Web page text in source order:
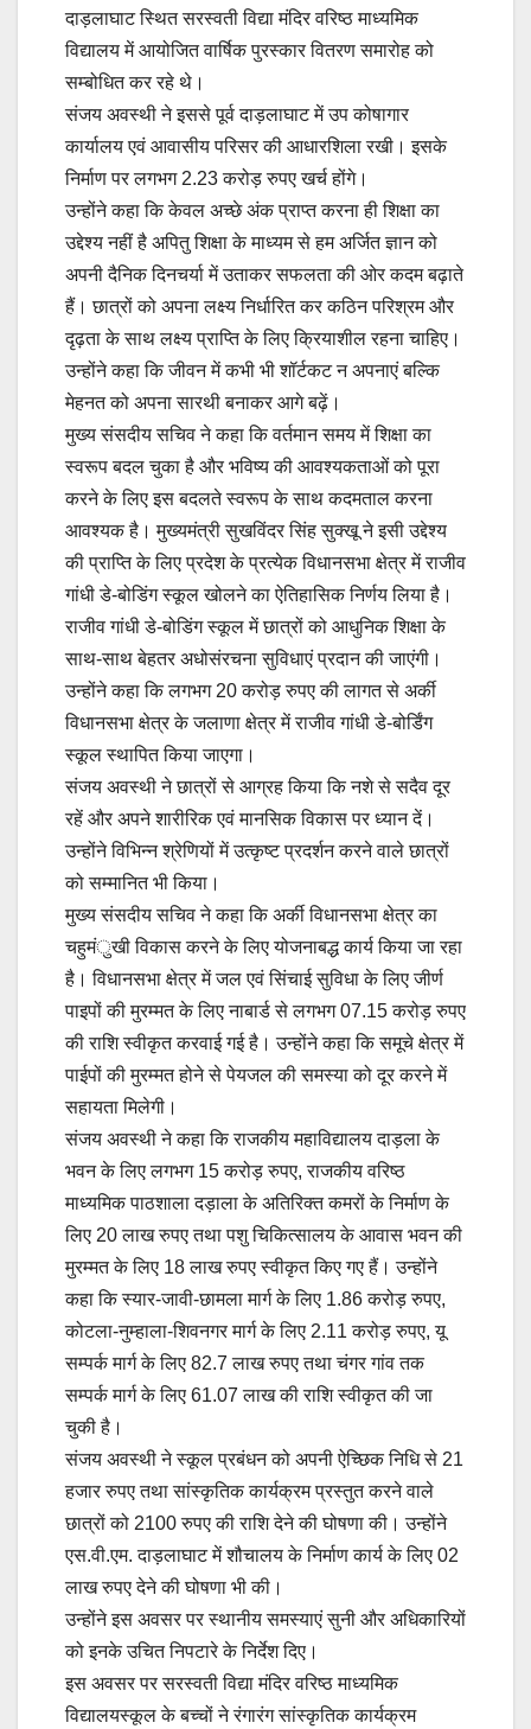
दाड़लाघाट स्थित सरस्वती विद्या मंदिर वरिष्ठ माध्यमिक
विद्यालय में आयोजित वार्षिक पुरस्कार वितरण समारोह को
सम्बोधित कर रहे थे।
संजय अवस्थी ने इससे पूर्व दाड़लाघाट में उप कोषागार
कार्यालय एवं आवासीय परिसर की आधारशिला रखी। इसके
निर्माण पर लगभग 2.23 करोड़ रुपए खर्च होंगे।
उन्होंने कहा कि केवल अच्छे अंक प्राप्त करना ही शिक्षा का
उद्देश्य नहीं है अपितु शिक्षा के माध्यम से हम अर्जित ज्ञान को
अपनी दैनिक दिनचर्या में उताकर सफलता की ओर कदम बढ़ाते
हैं। छात्रों को अपना लक्ष्य निर्धारित कर कठिन परिश्रम और
दृढ़ता के साथ लक्ष्य प्राप्ति के लिए क्रियाशील रहना चाहिए।
उन्होंने कहा कि जीवन में कभी भी शॉर्टकट न अपनाएं बल्कि
मेहनत को अपना सारथी बनाकर आगे बढ़ें।
मुख्य संसदीय सचिव ने कहा कि वर्तमान समय में शिक्षा का
स्वरूप बदल चुका है और भविष्य की आवश्यकताओं को पूरा
करने के लिए इस बदलते स्वरूप के साथ कदमताल करना
आवश्यक है। मुख्यमंत्री सुखविंदर सिंह सुक्खू ने इसी उद्देश्य
की प्राप्ति के लिए प्रदेश के प्रत्येक विधानसभा क्षेत्र में राजीव
गांधी डे-बोडिंग स्कूल खोलने का ऐतिहासिक निर्णय लिया है।
राजीव गांधी डे-बोडिंग स्कूल में छात्रों को आधुनिक शिक्षा के
साथ-साथ बेहतर अधोसंरचना सुविधाएं प्रदान की जाएंगी।
उन्होंने कहा कि लगभग 20 करोड़ रुपए की लागत से अर्की
विधानसभा क्षेत्र के जलाणा क्षेत्र में राजीव गांधी डे-बोर्डिंग
स्कूल स्थापित किया जाएगा।
संजय अवस्थी ने छात्रों से आग्रह किया कि नशे से सदैव दूर
रहें और अपने शारीरिक एवं मानसिक विकास पर ध्यान दें।
उन्होंने विभिन्न श्रेणियों में उत्कृष्ट प्रदर्शन करने वाले छात्रों
को सम्मानित भी किया।
मुख्य संसदीय सचिव ने कहा कि अर्की विधानसभा क्षेत्र का
चहुमंुखी विकास करने के लिए योजनाबद्ध कार्य किया जा रहा
है। विधानसभा क्षेत्र में जल एवं सिंचाई सुविधा के लिए जीर्ण
पाइपों की मुरम्मत के लिए नाबार्ड से लगभग 07.15 करोड़ रुपए
की राशि स्वीकृत करवाई गई है। उन्होंने कहा कि समूचे क्षेत्र में
पाईपों की मुरम्मत होने से पेयजल की समस्या को दूर करने में
सहायता मिलेगी।
संजय अवस्थी ने कहा कि राजकीय महाविद्यालय दाड़ला के
भवन के लिए लगभग 15 करोड़ रुपए, राजकीय वरिष्ठ
माध्यमिक पाठशाला दड़ाला के अतिरिक्त कमरों के निर्माण के
लिए 20 लाख रुपए तथा पशु चिकित्सालय के आवास भवन की
मुरम्मत के लिए 18 लाख रुपए स्वीकृत किए गए हैं। उन्होंने
कहा कि स्यार-जावी-छामला मार्ग के लिए 1.86 करोड़ रुपए,
कोटला-नुम्हाला-शिवनगर मार्ग के लिए 2.11 करोड़ रुपए, यू
सम्पर्क मार्ग के लिए 82.7 लाख रुपए तथा चंगर गांव तक
सम्पर्क मार्ग के लिए 61.07 लाख की राशि स्वीकृत की जा
चुकी है।
संजय अवस्थी ने स्कूल प्रबंधन को अपनी ऐच्छिक निधि से 21
हजार रुपए तथा सांस्कृतिक कार्यक्रम प्रस्तुत करने वाले
छात्रों को 2100 रुपए की राशि देने की घोषणा की। उन्होंने
एस.वी.एम. दाड़लाघाट में शौचालय के निर्माण कार्य के लिए 02
लाख रुपए देने की घोषणा भी की।
उन्होंने इस अवसर पर स्थानीय समस्याएं सुनी और अधिकारियों
को इनके उचित निपटारे के निर्देश दिए।
इस अवसर पर सरस्वती विद्या मंदिर वरिष्ठ माध्यमिक
विद्यालयस्कूल के बच्चों ने रंगारंग सांस्कृतिक कार्यक्रम